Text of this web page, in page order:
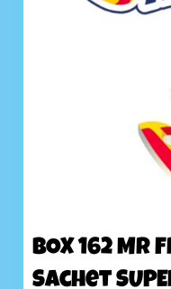
BOX 162 Mr
Sachet